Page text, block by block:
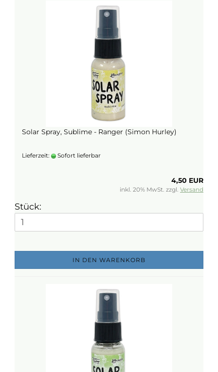
Solar Spray, Sublime - Ranger (Simon Hurley)
Lieferzeit: Sofort lieferbar
4,50 EUR
inkl. 20% MwSt. zzgl. Versand
Stück:
IN DEN WARENKORB